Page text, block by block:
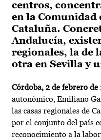
centros,
en la Comunidad
Cataluña.
Andalucía,
regionales, la de
otra en Sevilla y
Córdoba, 2 de febrero
autonómico, Emiliano
las casas regionales de
por el conjunto del país
reconocimiento a la